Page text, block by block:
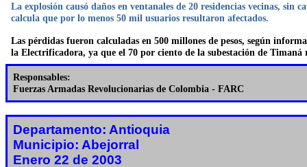
La explosión causó daños en ventanales de 20 residencias vecinas, sin
calcula que por lo menos 50 mil usuarios resultaron afectados.
Las pérdidas fueron calculadas en 500 millones de pesos, según
la Electrificadora, ya que el 70 por ciento de la subestación de Timaná
Responsables:
Fuerzas Armadas Revolucionarias de Colombia - FARC
Departamento: Antioquia
Municipio: Abejorral
Enero 22 de 2003